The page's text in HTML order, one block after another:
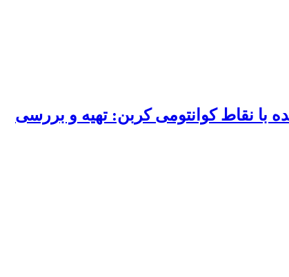
با نقاط کوانتومی کربن: تهیه و بررسی